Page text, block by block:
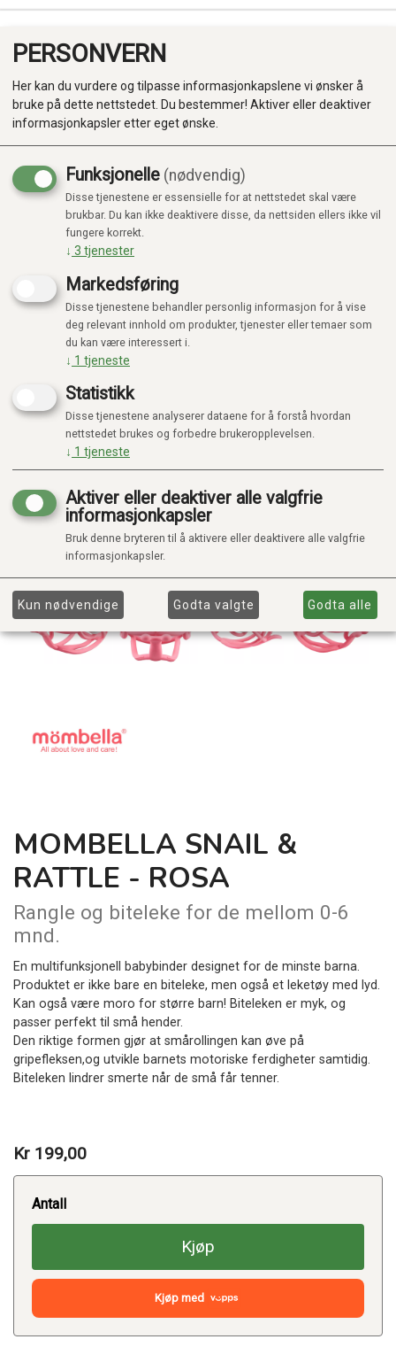
Produkter
Kategorier
MOMBELLA SNAIL &
RATTLE - ROSA
Rangle og biteleke for de mellom 0-6
mnd.
En multifunksjonell babybinder designet for de minste barna.
Produktet er ikke bare en biteleke, men også et leketøy med lyd.
Kan også være moro for større barn! Biteleken er myk, og
passer perfekt til små hender.
Den riktige formen gjør at smårollingen kan øve på
gripefleksen,og utvikle barnets motoriske ferdigheter samtidig.
Biteleken lindrer smerte når de små får tenner.
Kr 199,00
Antall
Kjøp
Kjøp med
PERSONVERN
Her kan du vurdere og tilpasse informasjonkapslene vi ønsker å
bruke på dette nettstedet. Du bestemmer! Aktiver eller deaktiver
informasjonkapsler etter eget ønske.
Funksjonelle (nødvendig)
Disse tjenestene er essensielle for at nettstedet skal være
brukbar. Du kan ikke deaktivere disse, da nettsiden ellers ikke vil
fungere korrekt.
↓ 3 tjenester
Markedsføring
Disse tjenestene behandler personlig informasjon for å vise
deg relevant innhold om produkter, tjenester eller temaer som
du kan være interessert i.
↓ 1 tjeneste
Statistikk
Disse tjenestene analyserer dataene for å forstå hvordan
nettstedet brukes og forbedre brukeropplevelsen.
↓ 1 tjeneste
Aktiver eller deaktiver alle valgfrie
informasjonkapsler
Bruk denne bryteren til å aktivere eller deaktivere alle valgfrie
informasjonkapsler.
Kun nødvendige Godta valgte Godta alle